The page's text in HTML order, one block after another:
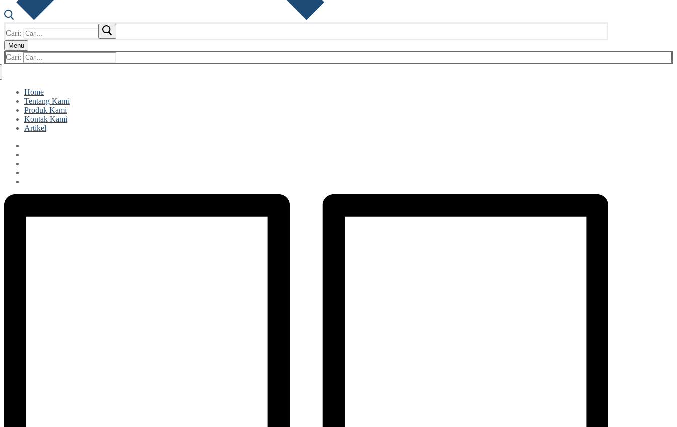
Cari:
Menu
Cari:
Home
Tentang Kami
Produk Kami
Kontak Kami
Artikel